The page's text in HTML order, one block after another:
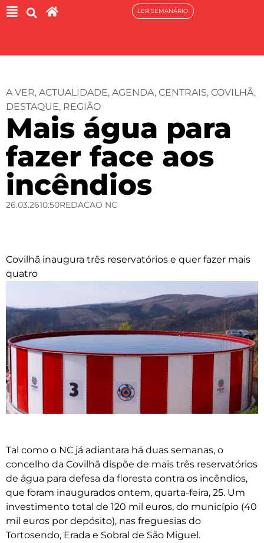
LER SEMANÁRIO
A VER, ACTUALIDADE, AGENDA, CENTRAIS, COVILHÃ,
DESTAQUE, REGIÃO
Mais água para
fazer face aos
incêndios
26.03.2610:50REDACAO NC
Covilhã inaugura três reservatórios e quer fazer mais
quatro
Tal como o NC já adiantara há duas semanas, o
concelho da Covilhã dispõe de mais três reservatórios
de água para defesa da floresta contra os incêndios,
que foram inaugurados ontem, quarta-feira, 25. Um
investimento total de 120 mil euros, do município (40
mil euros por depósito), nas freguesias do
Tortosendo, Erada e Sobral de São Miguel.